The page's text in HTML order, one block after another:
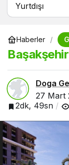
Yurtdışı
Haberler
Doga
27 Mart
2dk, 49sn